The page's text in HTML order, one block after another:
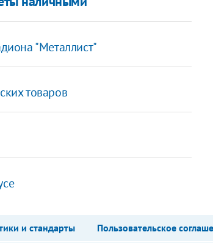
"Металлист"
товаров
и стандарты Пользовательское